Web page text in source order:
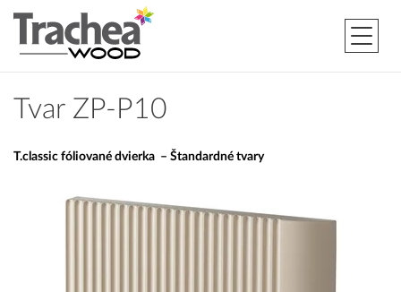
Tvar ZP-P10
T.classic fóliované dvierka – Štandardné tvary